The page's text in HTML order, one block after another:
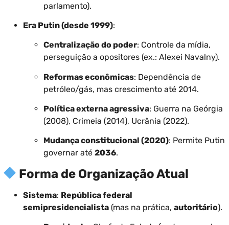
parlamento).
Era Putin (desde 1999):
Centralização do poder: Controle da mídia,
perseguição a opositores (ex.: Alexei Navalny).
Reformas econômicas: Dependência de
petróleo/gás, mas crescimento até 2014.
Política externa agressiva: Guerra na Geórgia
(2008), Crimeia (2014), Ucrânia (2022).
Mudança constitucional (2020): Permite Putin
governar até 2036.
Forma de Organização Atual
Sistema: República federal
semipresidencialista (mas na prática, autoritário).